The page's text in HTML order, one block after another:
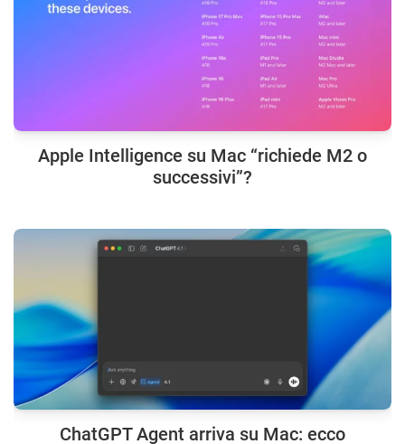
Apple Intelligence su Mac “richiede M2 o
successivi”?
ChatGPT Agent arriva su Mac: ecco